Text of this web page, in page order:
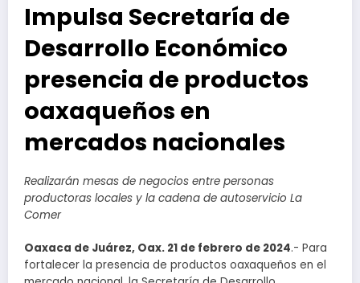
Impulsa Secretaría de
Desarrollo Económico
presencia de productos
oaxaqueños en
mercados nacionales
Realizarán mesas de negocios entre personas
productoras locales y la cadena de autoservicio La
Comer
Oaxaca de Juárez, Oax. 21 de febrero de 2024.- Para
fortalecer la presencia de productos oaxaqueños en el